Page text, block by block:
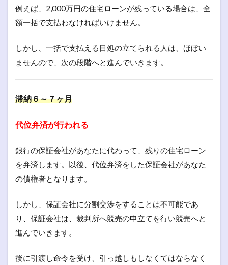
例えば、2,000万円の住宅ローンが残っている場合は、全
額一括で支払わなければいけません。
しかし、一括で支払える目処の立てられる人は、ほぼい
ませんので、次の段階へと進んでいきます。
滞納６～７ヶ月
代位弁済が行われる
銀行の保証会社があなたに代わって、残りの住宅ローン
を弁済します。以後、代位弁済をした保証会社があなた
の債権者となります。
しかし、保証会社に分割交渉をすることは不可能であ
り、保証会社は、裁判所へ競売の申立てを行い競売へと
進んでいきます。
後に引渡し命令を受け、引っ越しもしなくてはならなく